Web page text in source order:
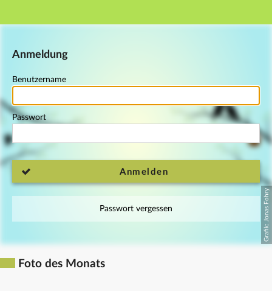
Hauptnavigation
Anmeldung
Benutzername
Passwort
Anmelden
Passwort vergessen
Foto des Monats